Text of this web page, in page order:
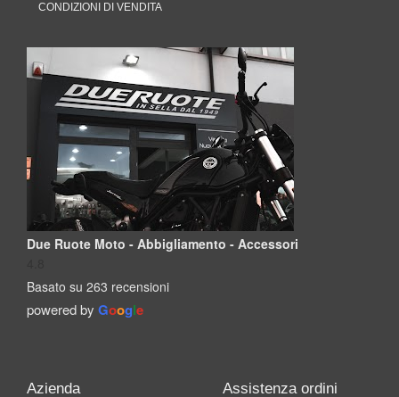
CONDIZIONI DI VENDITA
Due Ruote Moto - Abbigliamento - Accessori
Basato su 263 recensioni
powered by Google
Azienda Assistenza ordini